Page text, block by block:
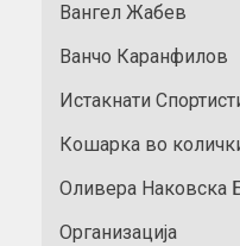
Вангел Жабев
Ванчо Каранфилов
Истакнати
Кошарка во
Оливера Наковска
Организација